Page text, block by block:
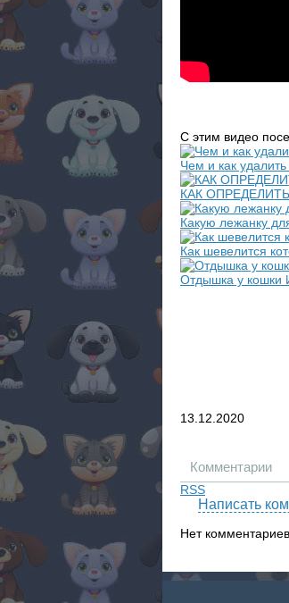
С этим видео
Чем и как
КАК
Какую лежанку
Как шевелится
Отдышка у кошки
13.12.2020
Комментарии
RSS
Написать
Нет